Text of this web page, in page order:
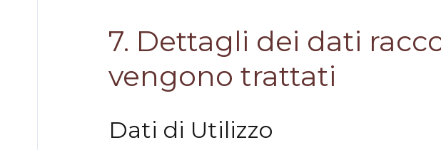
7. Dettagli dei dati
vengono trattati
Dati di Utilizzo